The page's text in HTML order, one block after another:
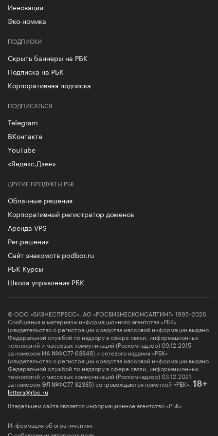
Инновации
Эко-номика
ПОДПИСКИ
Скрыть баннеры на РБК
Подписка на РБК
Корпоративная подписка
ДРУГИЕ ПРОДУКТЫ РБК
Облачные решения
Корпоративный регистратор доменов
Аренда VPS
Рег.решения
Сайт знакомств podbor.ru
РБК Курсы
Школа управления РБК
ПОДПИСАТЬСЯ
Telegram
ВКонтакте
YouTube
«Яндекс.Дзен»
© ООО «БИЗНЕСПРЕСС», АО «РОСБИЗНЕСКОНСАЛТИНГ» 1995–2026
Сообщения и материалы информационного агентства «РБК»
(свидетельство о регистрации средства массовой информации выдано
Федеральной службой по надзору в сфере связи, информационных
технологий и массовых коммуникаций (Роскомнадзор) 09.12.2015
за номером ИА №ФС77-63848) и сетевого издания «РБК»
(свидетельство о регистрации средства массовой информации выдано
Федеральной службой по надзору в сфере связи, информационных
технологий и массовых коммуникаций (Роскомнадзор) 03.12.2021
за номером ЭЛ №ФС77-82385) сопровождаются пометкой «РБК». 18+
letters@rbc.ru
Владельцем сайта является информационное агентство «РБК».
Информация об ограничениях
О соблюдении авторских прав